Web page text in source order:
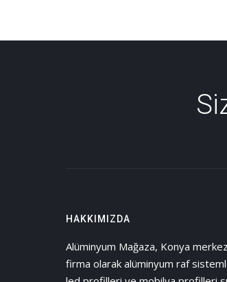
HAKKIMIZDA
Alüminyum Mağaza, Konya
firma olarak alüminyum raf